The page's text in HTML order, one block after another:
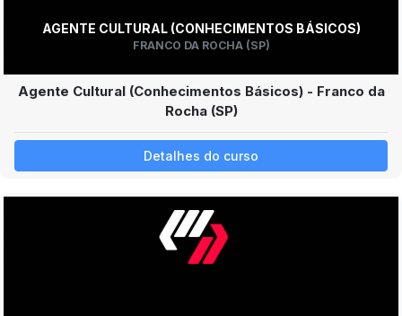
AGENTE CULTURAL (CONHECIMENTOS BÁSICOS)
FRANCO DA ROCHA (SP)
Agente Cultural (Conhecimentos Básicos) - Franco da
Rocha (SP)
Detalhes do curso